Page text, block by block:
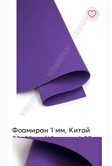
Фоамиран 1 мм, Китай
50*50 см (10 листов) SF-
3431, темно-фиолетовый
№1071
Цена за ед.: 18.2 ₽